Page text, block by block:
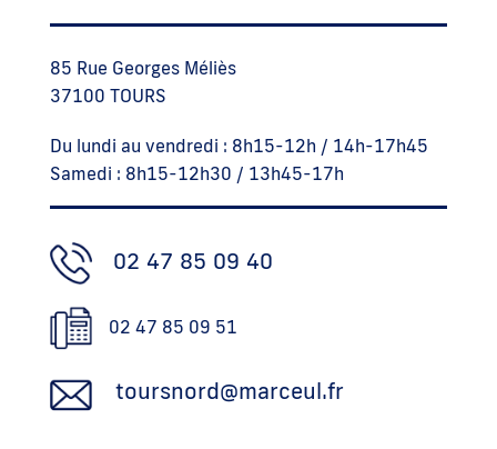
85 Rue Georges Méliès
37100 TOURS
Du lundi au vendredi : 8h15-12h / 14h-17h45
Samedi : 8h15-12h30 / 13h45-17h
02 47 85 09 40
02 47 85 09 51
toursnord@marceul.fr